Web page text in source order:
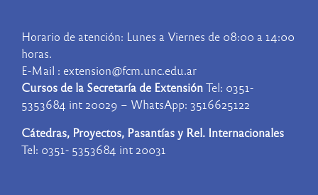
Horario de atención: Lunes a Viernes de 08:00 a 14:00
horas.
E-Mail : extension@fcm.unc.edu.ar
Cursos de la Secretaría de ExtensiónTel: 0351-
5353684 int 20029 – WhatsApp: 3516625122
Cátedras, Proyectos, Pasantías y Rel. Internacionales
Tel: 0351- 5353684 int 20031